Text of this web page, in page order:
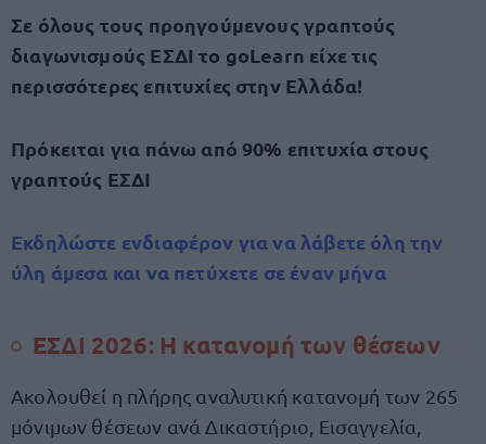
Σε όλους τους προηγούμενους γραπτούς
διαγωνισμούς ΕΣΔΙ το goLearn είχε τις
περισσότερες επιτυχίες στην Ελλάδα!
Πρόκειται για πάνω από 90% επιτυχία στους
γραπτούς ΕΣΔΙ
Εκδηλώστε ενδιαφέρον για να λάβετε όλη την
ύλη άμεσα και να πετύχετε σε έναν μήνα
ΕΣΔΙ 2026: Η κατανομή των θέσεων
Ακολουθεί η πλήρης αναλυτική κατανομή των 265
μόνιμων θέσεων ανά Δικαστήριο, Εισαγγελία,